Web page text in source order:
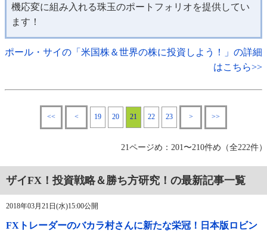
機応変に組み入れる珠玉のポートフォリオを提供してい
ます！
ポール・サイの「米国株＆世界の株に投資しよう！」の詳細
はこちら>>
<< < 19 20 21 22 23 > >>
21ページめ：201〜210件め（全222件）
ザイFX！投資戦略＆勝ち方研究！の最新記事一覧
2018年03月21日(水)15:00公開
FXトレーダーのバカラ村さんに新たな栄冠！日本版ロビン